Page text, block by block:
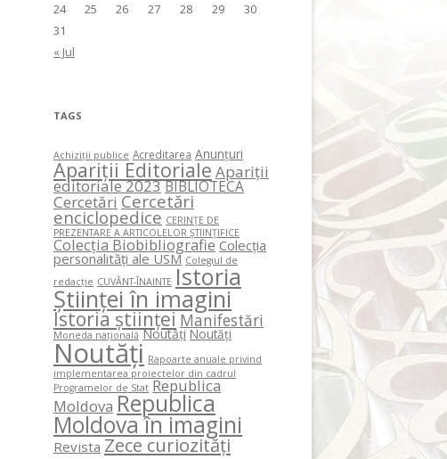
« Jul
24
25 26 27 28 29
30
31
TAGS
Achiziții publice Acreditarea Anunțuri
Apariții Editoriale Apariții
editoriale 2023BIBLIOTECA
Cercetări Cercetări
enciclopedice CERINŢE DE
PREZENTARE A ARTICOLELOR ŞTIINŢIFICE
Colecția Biobibliografie Colecția
personalități ale USM Colegiul de
redacție CUVÂNT-ÎNAINTE Istoria
Științei în imagini
Istoria științei Manifestări
Moneda națională Noutăți Noutăți
Noutăți Rapoarte anuale privind
implementarea proiectelor din cadrul
Programelor de Stat Republica
Moldova Republica
Moldova în imagini
Revista Zece curiozități